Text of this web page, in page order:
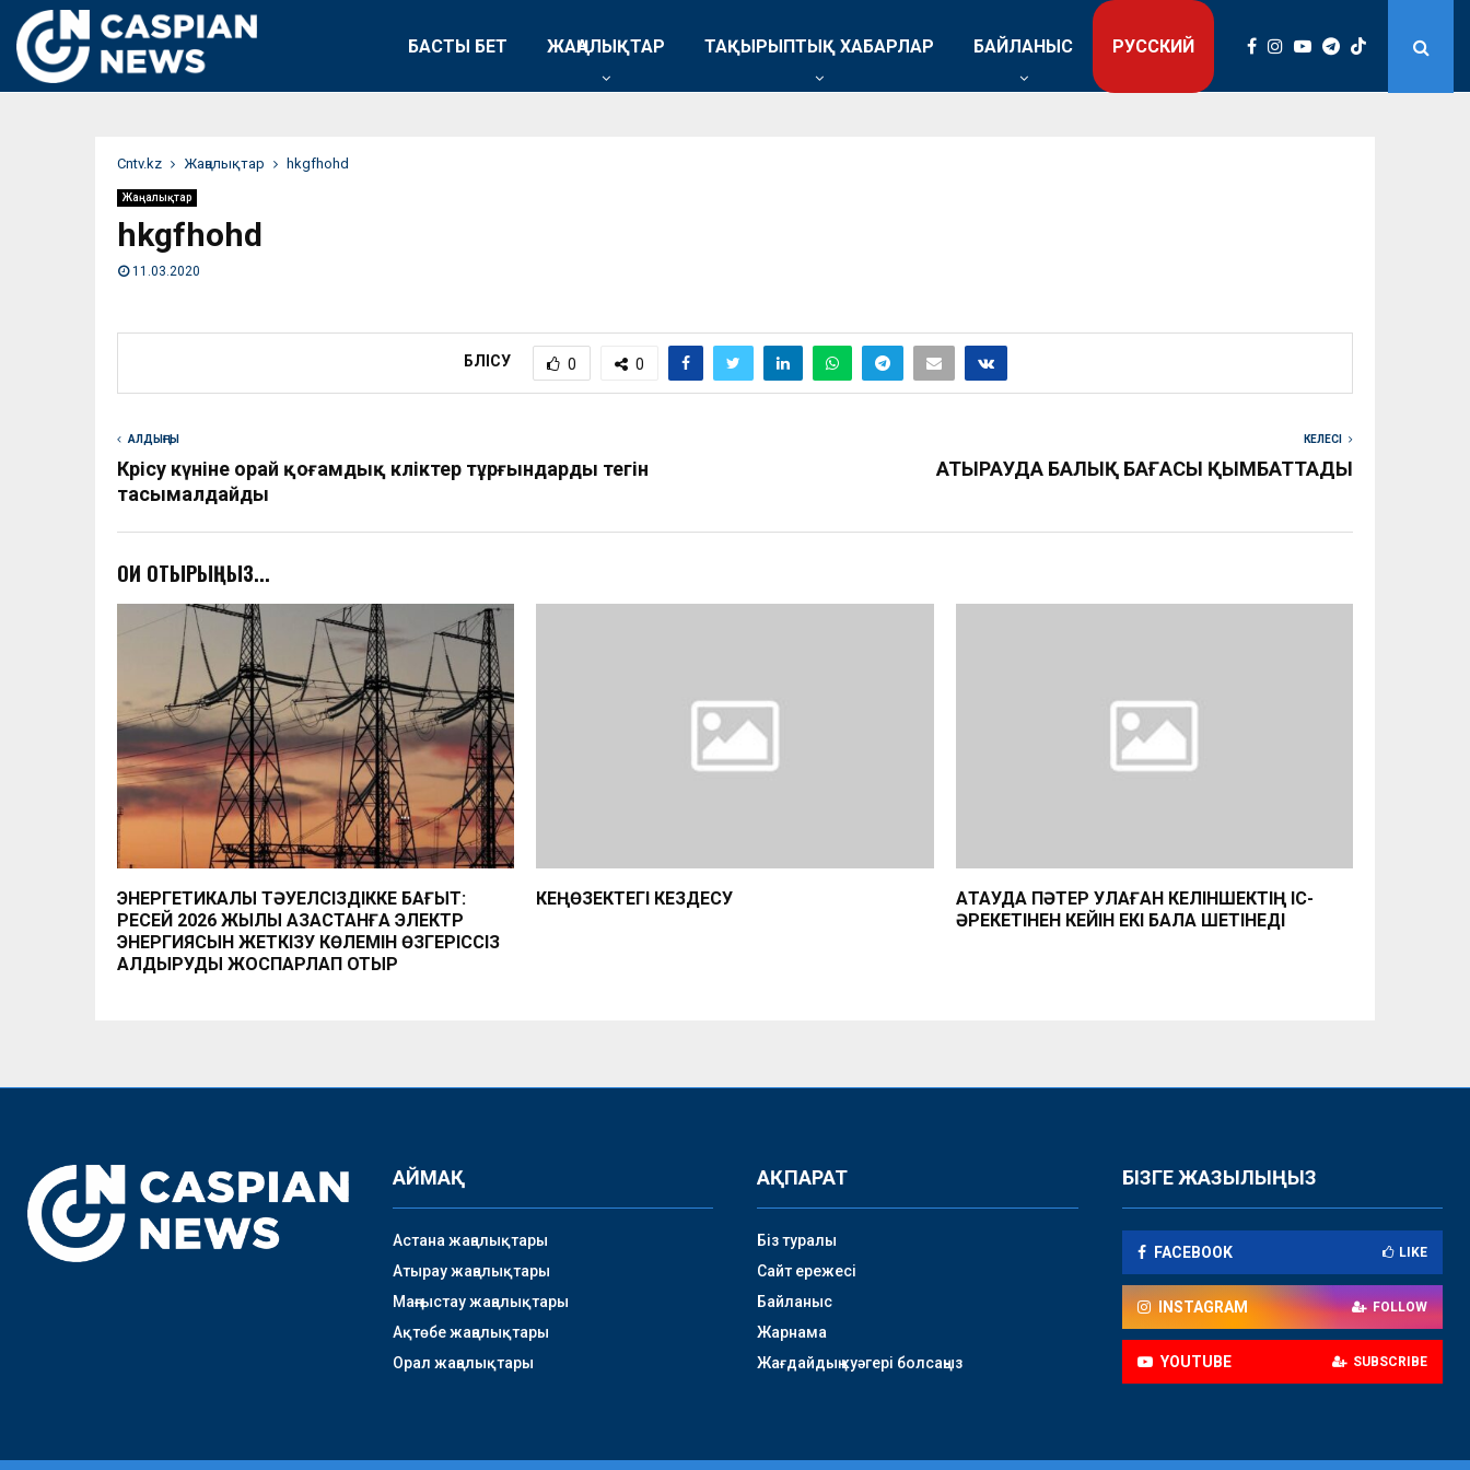
БАСТЫ БЕТ ЖАҢАЛЫҚТАР ТАҚЫРЫПТЫҚ ХАБАРЛАР БАЙЛАНЫС РУССКИЙ
Сntv.kz Жаңалықтар hkgfhohd
Жаңалықтар
hkgfhohd
11.03.2020
БӨЛІСУ 0 0
АЛДЫҢҒЫ
Көрісу күніне орай қоғамдық көліктер тұрғындарды тегін
тасымалдайды
КЕЛЕСІ
АТЫРАУДА БАЛЫҚ БАҒАСЫ ҚЫМБАТТАДЫ
ОҚИ ОТЫРЫҢЫЗ...
ЭНЕРГЕТИКАЛЫҚ ТӘУЕЛСІЗДІККЕ БАҒЫТ:
РЕСЕЙ 2026 ЖЫЛЫ ҚАЗАҚСТАНҒА ЭЛЕКТР
ЭНЕРГИЯСЫН ЖЕТКІЗУ КӨЛЕМІН ӨЗГЕРІССІЗ
ҚАЛДЫРУДЫ ЖОСПАРЛАП ОТЫР
КЕҢӨЗЕКТЕГІ КЕЗДЕСУ
АҚТАУДА ПӘТЕР УЛАҒАН КЕЛІНШЕКТІҢ ІС-
ӘРЕКЕТІНЕН КЕЙІН ЕКІ БАЛА ШЕТІНЕДІ
АЙМАҚ
Астана жаңалықтары
Атырау жаңалықтары
Маңғыстау жаңалықтары
Ақтөбе жаңалықтары
Орал жаңалықтары
АҚПАРАТ
Біз туралы
Сайт ережесі
Байланыс
Жарнама
Жағдайдың куәгері болсаңыз
БІЗГЕ ЖАЗЫЛЫҢЫЗ
FACEBOOK LIKE
INSTAGRAM FOLLOW
YOUTUBE SUBSCRIBE